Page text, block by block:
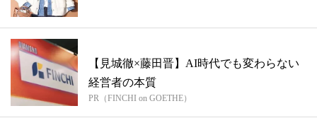
【見城徹×藤田晋】AI時代でも変わらない
経営者の本質
PR（FINCHI on GOETHE）